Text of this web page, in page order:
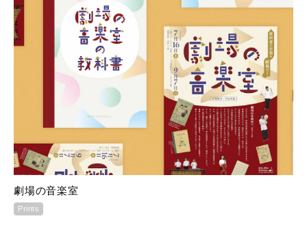
劇場の音楽室
Prints